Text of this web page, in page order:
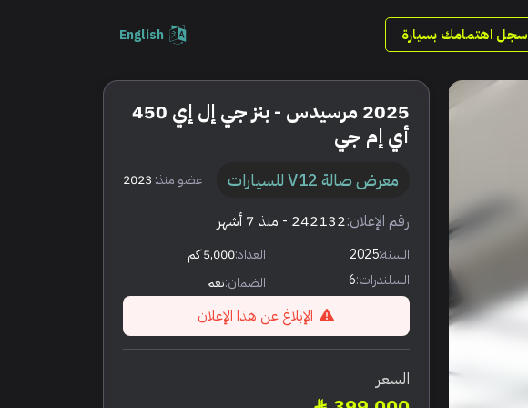
سجل اهتمامك بسيارة English
2025 مرسيدس - بنز جي إل إي 450
أي إم جي
معرض صالة V12 للسيارات عضو منذ: 2023
رقم الإعلان:242132 - منذ 7 أشهر
السنة:2025 العداد:5,000 كم
السلندرات:6 الضمان:نعم
الإبلاغ عن هذا الإعلان
السعر